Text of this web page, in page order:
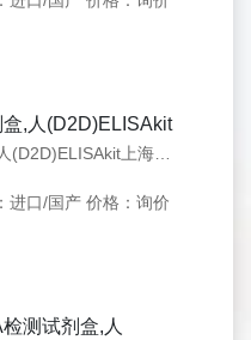
,人(D2D)ELISAkit
进口/国产 价格：询价
测试剂盒,人